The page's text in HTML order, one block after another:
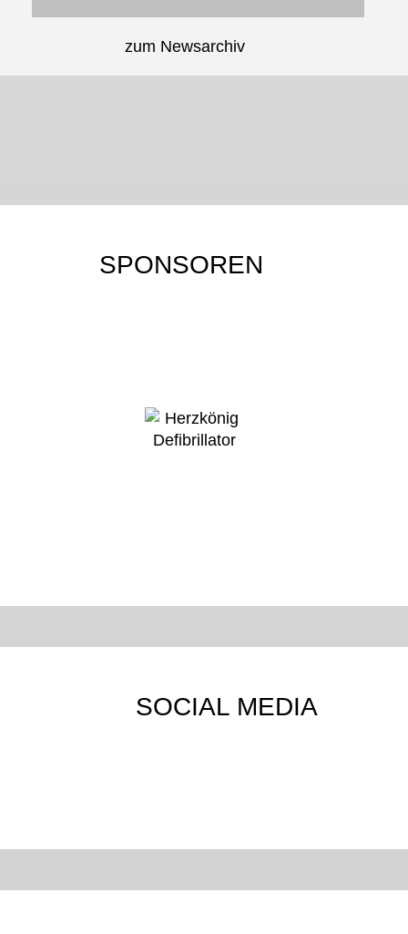
zum Newsarchiv
JU-JUTSU-SHOP
SPONSOREN
SOCIAL MEDIA